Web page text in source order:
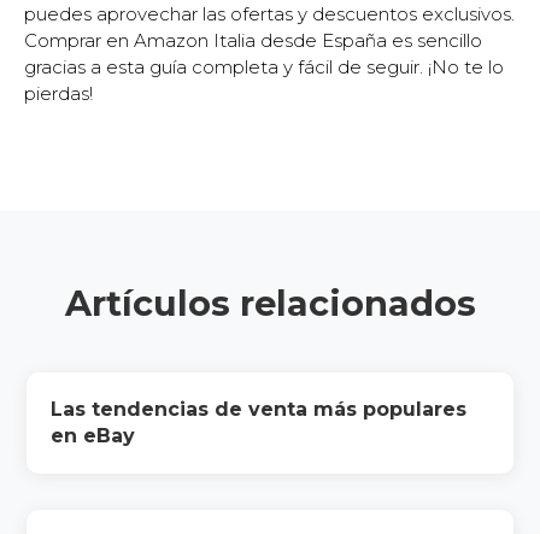
puedes aprovechar las ofertas y descuentos exclusivos.
Comprar en Amazon Italia desde España es sencillo
gracias a esta guía completa y fácil de seguir. ¡No te lo
pierdas!
Artículos relacionados
Las tendencias de venta más populares
en eBay